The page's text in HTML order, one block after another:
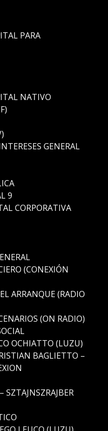
PARA
NATIVO
GENERAL
9
CORPORATIVA
(CONEXIÓN
ARRANQUE (RADIO
(ON RADIO)
OCHIATTO (LUZU)
BAGLIETTO –